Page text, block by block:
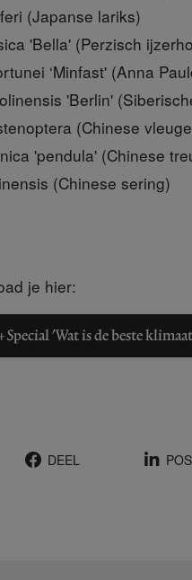
(Japanse lariks)
'Bella' (Perzisch
‘Minfast' (Anna
'Berlin'
(Chinese
'pendula' (Chinese
(Chinese sering)
je hier:
Special 'Wat is de beste
DEEL